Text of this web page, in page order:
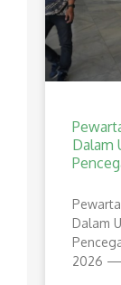
Dalam
Dalam
2026 —